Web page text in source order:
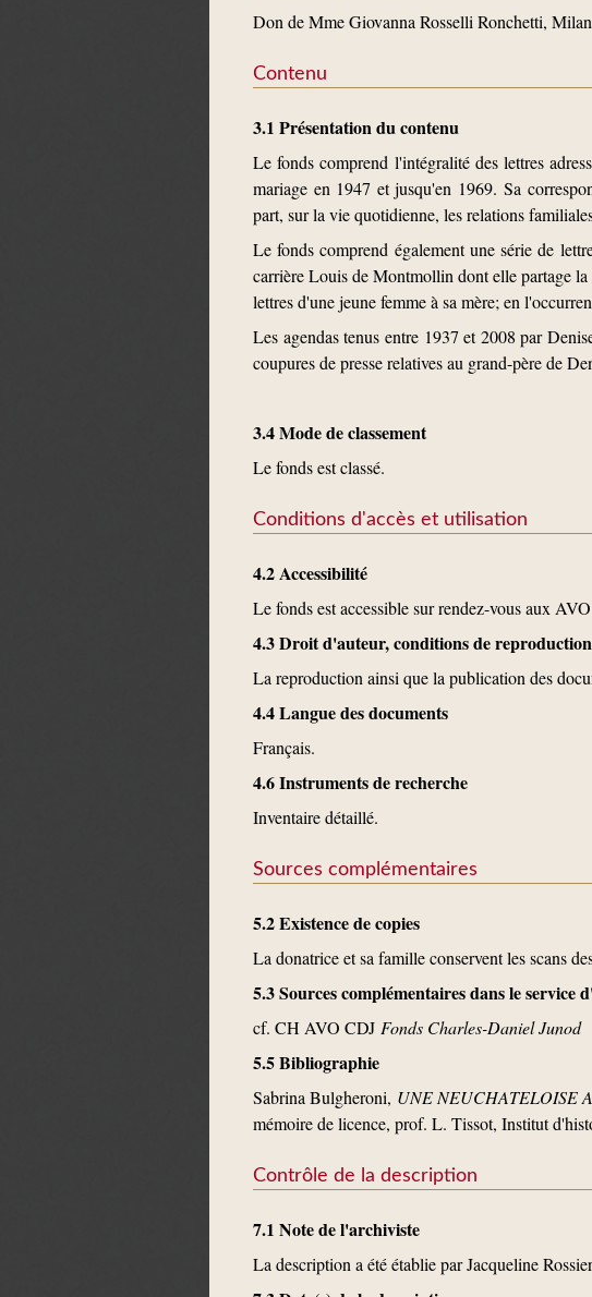
Don de Mme Giovanna Rosselli Ronchetti,
Contenu
3.1 Présentation du contenu
Le fonds comprend l'intégralité des lettres
mariage en 1947 et jusqu'en 1969. Sa
part, sur la vie quotidienne, les relations
Le fonds comprend également une série de
carrière Louis de Montmollin dont elle partage
lettres d'une jeune femme à sa mère; en
Les agendas tenus entre 1937 et 2008 par
coupures de presse relatives au grand-père de
3.4 Mode de classement
Le fonds est classé.
Conditions d'accès et utilisation
4.2 Accessibilité
Le fonds est accessible sur rendez-vous aux
4.3 Droit d'auteur, conditions de reproduction
La reproduction ainsi que la publication des
4.4 Langue des documents
Français.
4.6 Instruments de recherche
Inventaire détaillé.
Sources complémentaires
5.2 Existence de copies
La donatrice et sa famille conservent les scans
5.3 Sources complémentaires dans le service
cf. CH AVO CDJ Fonds Charles-Daniel Junod
5.5 Bibliographie
Sabrina Bulgheroni, UNE NEUCHATELOISE
mémoire de licence, prof. L. Tissot, Institut
Contrôle de la description
7.1 Note de l'archiviste
La description a été établie par Jacqueline